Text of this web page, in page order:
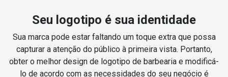
Seu logotipo é sua identidade
Sua marca pode estar faltando um toque extra que possa
capturar a atenção do público à primeira vista. Portanto,
obter o melhor design de logotipo de barbearia e modificá-
lo de acordo com as necessidades do seu negócio é